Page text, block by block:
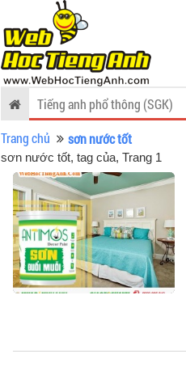
Tiếng anh phổ thông (SGK)
Trang chủ
sơn nước tốt
sơn nước tốt, tag của, Trang 1